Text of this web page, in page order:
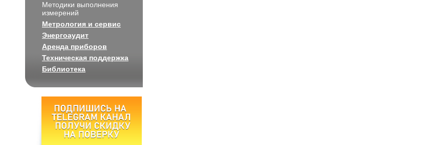
Методики выполнения
измерений
Метрология и сервис
Энергоаудит
Аренда приборов
Техническая поддержка
Библиотека